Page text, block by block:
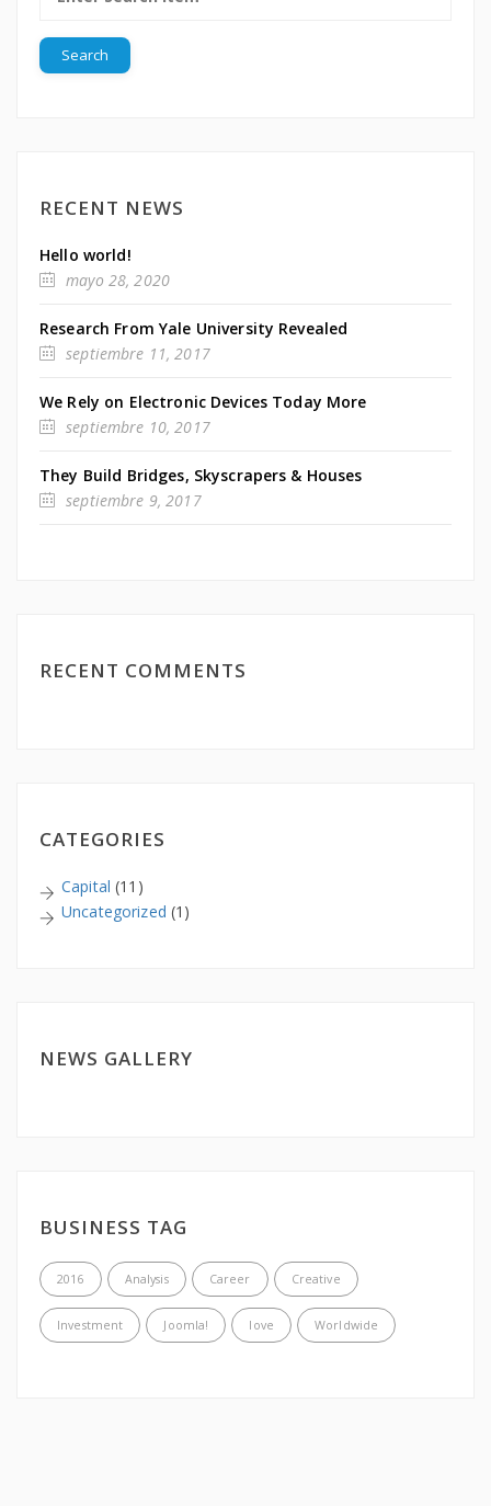
RECENT NEWS
Hello world!
mayo 28, 2020
Research From Yale University Revealed
septiembre 11, 2017
We Rely on Electronic Devices Today More
septiembre 10, 2017
They Build Bridges, Skyscrapers & Houses
septiembre 9, 2017
RECENT COMMENTS
CATEGORIES
Capital (11)
Uncategorized (1)
NEWS GALLERY
BUSINESS TAG
2016 Analysis Career Creative
Investment Joomla! love Worldwide